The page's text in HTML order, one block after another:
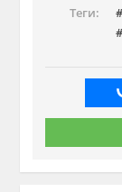
Теги: